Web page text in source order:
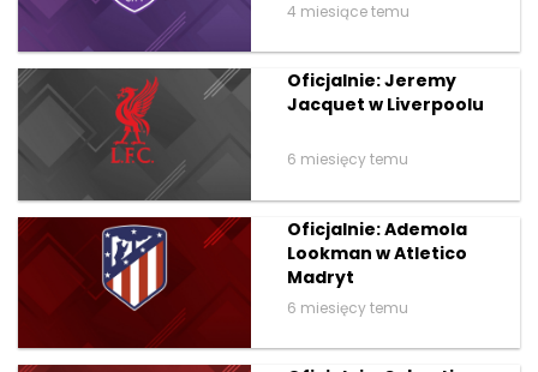
4 miesiące temu
Oficjalnie: Jeremy
Jacquet w Liverpoolu
6 miesięcy temu
Oficjalnie: Ademola
Lookman w Atletico
Madryt
6 miesięcy temu